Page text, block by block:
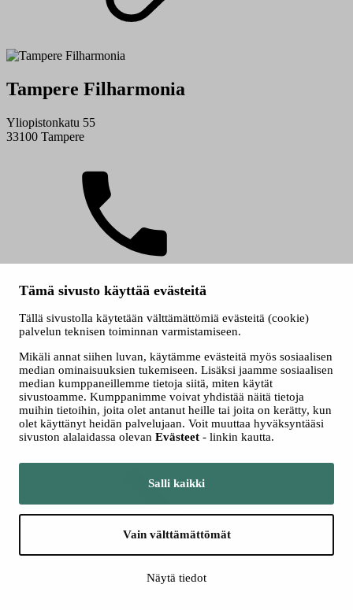
Tämä sivusto käyttää evästeitä
Tällä sivustolla käytetään välttämättömiä evästeitä (cookie)
palvelun teknisen toiminnan varmistamiseen.
Mikäli annat siihen luvan, käytämme evästeitä myös sosiaalisen
median ominaisuuksien tukemiseen. Lisäksi jaamme sosiaalisen
median kumppaneillemme tietoja siitä, miten käytät
sivustoamme. Kumppanimme voivat yhdistää näitä tietoja
muihin tietoihin, joita olet antanut heille tai joita on kerätty, kun
olet käyttänyt heidän palvelujaan. Voit muuttaa hyväksyntääsi
sivuston alalaidassa olevan Evästeet - linkin kautta.
Salli kaikki
Vain välttämättömät
Näytä tiedot
Tampere Filharmonia
Yliopistonkatu 55
33100 Tampere